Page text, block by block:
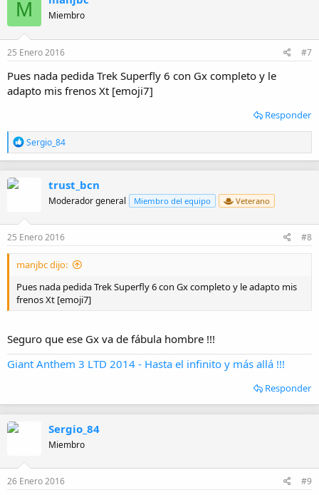
i
o
n
s
M Miembro
25 Enero 2016 #7
Pues nada pedida Trek Superfly 6 con Gx completo y le
adapto mis frenos Xt [emoji7]
Responder
R
e
a
n
s
Sergio_84
trust_bcn
Moderador general Miembro del equipo Veterano
25 Enero 2016 #8
manjbc dijo:
Pues nada pedida Trek Superfly 6 con Gx completo y le adapto mis
frenos Xt [emoji7]
Seguro que ese Gx va de fábula hombre !!!
Giant Anthem 3 LTD 2014 - Hasta el infinito y más allá !!!
Responder
Sergio_84
Miembro
26 Enero 2016 #9